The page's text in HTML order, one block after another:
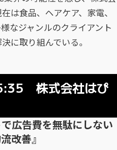
は食品、ヘアケア、家電、
なジャンルのクライアント
に取り組んでいる。
株式会社はぴ
広告費を無駄にしない
改善』